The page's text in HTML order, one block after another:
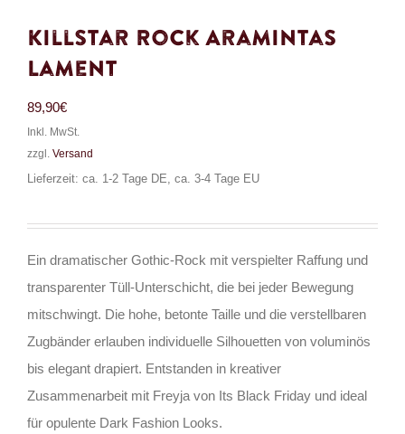
Killstar Rock Aramintas
Lament
89,90€
Inkl. MwSt.
zzgl. Versand
Lieferzeit: ca. 1-2 Tage DE, ca. 3-4 Tage EU
Ein dramatischer Gothic-Rock mit verspielter Raffung und
transparenter Tüll-Unterschicht, die bei jeder Bewegung
mitschwingt. Die hohe, betonte Taille und die verstellbaren
Zugbänder erlauben individuelle Silhouetten von voluminös
bis elegant drapiert. Entstanden in kreativer
Zusammenarbeit mit Freyja von Its Black Friday und ideal
für opulente Dark Fashion Looks.